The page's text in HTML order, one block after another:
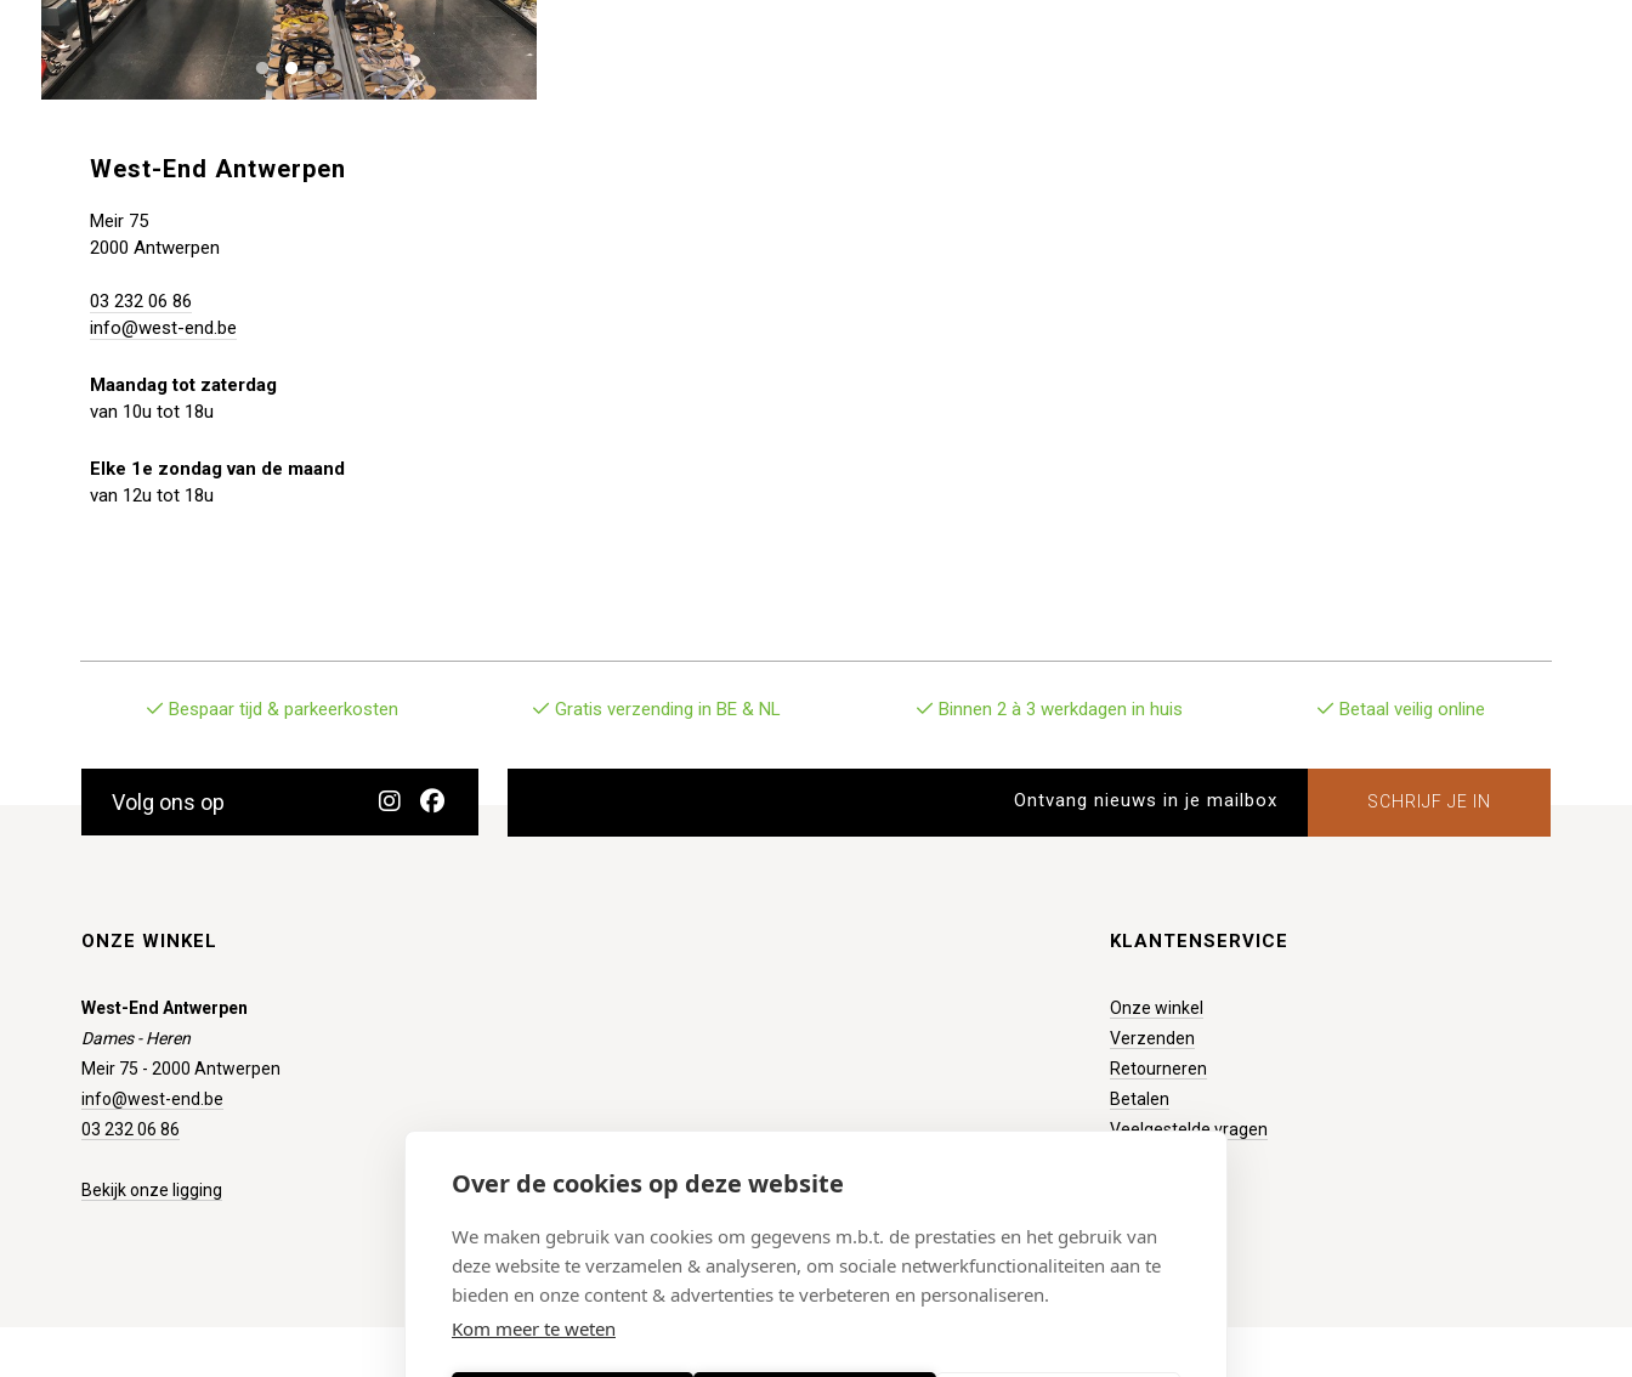
Over de cookies op deze website
We maken gebruik van cookies om gegevens m.b.t. de prestaties en het gebruik van
deze website te verzamelen & analyseren, om sociale netwerkfunctionaliteiten aan te
bieden en onze content & advertenties te verbeteren en personaliseren.
Kom meer te weten
West-End Antwerpen
Meir 75
2000 Antwerpen
03 232 06 86
info@west-end.be
Maandag tot zaterdag
van 10u tot 18u
Elke 1e zondag van de maand
van 12u tot 18u
Bespaar tijd & parkeerkosten Gratis verzending in BE & NL Binnen 2 à 3 werkdagen in huis Betaal veilig online
Volg ons op SCHRIJF JE IN
ONZE WINKEL
West-End Antwerpen
Dames - Heren
Meir 75 - 2000 Antwerpen
info@west-end.be
03 232 06 86
Bekijk onze ligging
KLANTENSERVICE
Onze winkel
Verzenden
Retourneren
Betalen
Veelgestelde vragen